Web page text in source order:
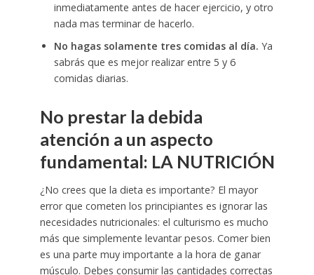
inmediatamente antes de hacer ejercicio, y otro
nada mas terminar de hacerlo.
No hagas solamente tres comidas al día. Ya
sabrás que es mejor realizar entre 5 y 6
comidas diarias.
No prestar la debida
atención a un aspecto
fundamental: LA NUTRICIÓN
¿No crees que la dieta es importante? El mayor
error que cometen los principiantes es ignorar las
necesidades nutricionales: el culturismo es mucho
más que simplemente levantar pesos. Comer bien
es una parte muy importante a la hora de ganar
músculo. Debes consumir las cantidades correctas